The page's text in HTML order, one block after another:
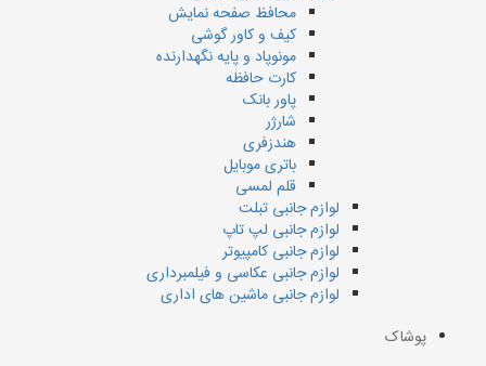
محافظ صفحه نمایش
کیف و کاور گوشی
مونوپاد و پایه نگهدارنده
کارت حافظه
پاور بانک
شارژر
هندزفری
باتری موبایل
قلم لمسی
لوازم جانبی تبلت
لوازم جانبی لپ تاپ
لوازم جانبی کامپیوتر
لوازم جانبی عکاسی و فیلمبرداری
لوازم جانبی ماشین های اداری
پوشاک